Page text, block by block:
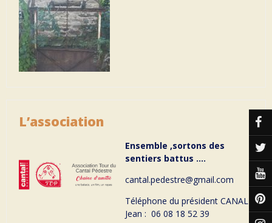
L’association
Ensemble ,sortons des
sentiers battus ….
cantal.pedestre@gmail.com
Téléphone du président CANAL
Jean : 06 08 18 52 39